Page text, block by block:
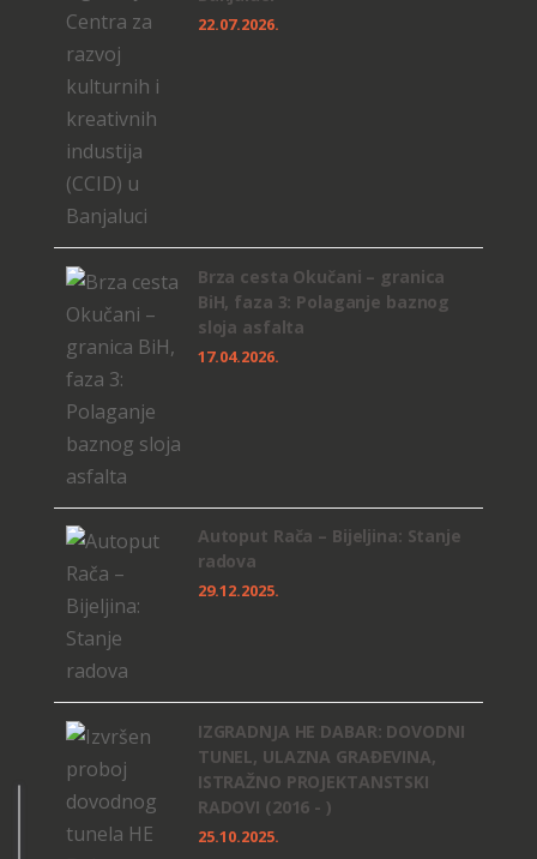
22.07.2026.
Brza cesta Okučani – granica
BiH, faza 3: Polaganje baznog
sloja asfalta
17.04.2026.
Autoput Rača – Bijeljina: Stanje
radova
29.12.2025.
IZGRADNJA HE DABAR: DOVODNI
TUNEL, ULAZNA GRAĐEVINA,
ISTRAŽNO PROJEKTANSTSKI
RADOVI (2016 - )
25.10.2025.